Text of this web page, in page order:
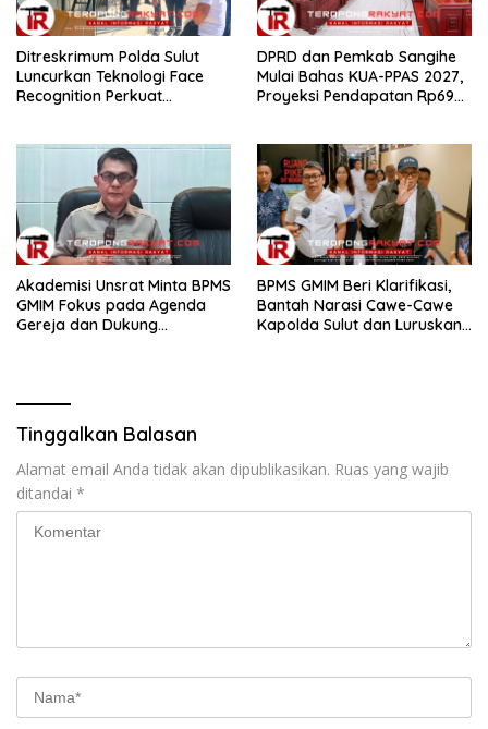
Ditreskrimum Polda Sulut
Luncurkan Teknologi Face
Recognition Perkuat
di TIFF Tomohon 2026
DPRD dan Pemkab Sangihe
Mulai Bahas KUA-PPAS 2027,
Proyeksi Pendapatan Rp699
Akademisi Unsrat Minta BPMS
GMIM Fokus pada Agenda
Gereja dan Dukung
BPMS GMIM Beri Klarifikasi,
Bantah Narasi Cawe-Cawe
Kapolda Sulut dan Luruskan
Tinggalkan Balasan
Alamat email Anda tidak akan dipublikasikan. Ruas yang wajib
ditandai *